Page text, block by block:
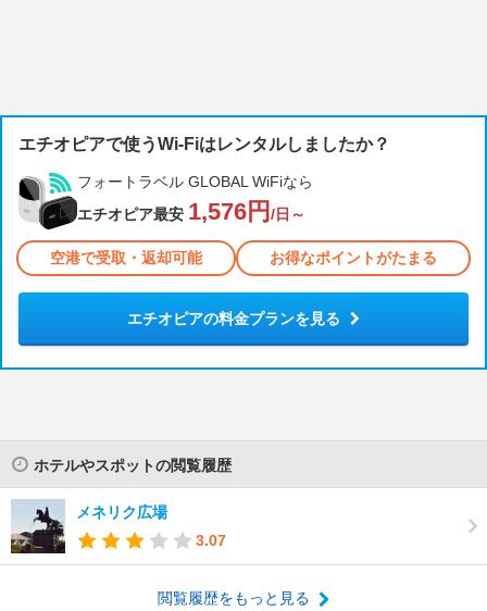
エチオピアで使うWi-Fiはレンタルしましたか？
フォートラベル GLOBAL WiFiなら
エチオピア最安 1,576円 /日～
空港で受取・返却可能 お得なポイントがたまる
エチオピアの料金プランを見る
ホテルやスポットの閲覧履歴
メネリク広場
3.07
閲覧履歴をもっと見る